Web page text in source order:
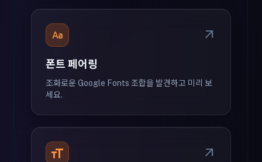
match_case arrow_outward
폰트 페어링
조화로운 Google Fonts 조합을 발견하고 미리 보
세요.
format_size arrow_outward